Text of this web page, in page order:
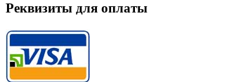
Реквизиты для оплаты